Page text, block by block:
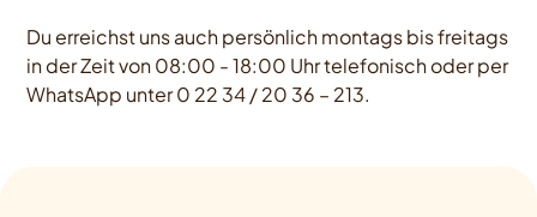
Du erreichst uns auch persönlich montags bis freitags
in der Zeit von 08:00 - 18:00 Uhr telefonisch oder per
WhatsApp unter 0 22 34 / 20 36 – 213.